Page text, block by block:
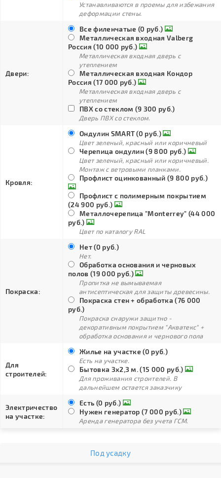
Устанавливаются в проемы для избежания
деформации стены.
Двери:
Все филенчатые (0 руб.)
Металлическая входная Valberg
Россия (10 000 руб.)
Металлическая входная дверь с
утеплением
Металлическая входная Кондор
Россия (17 000 руб.)
Металлическая входная дверь с
утеплением
ПВХ со стеклом (9 300 руб.)
Дверь ПВХ со стеклом.
Кровля:
Ондулин SMART (0 руб.)
Цвет зеленый, красный или коричневый
Черепица ондулин (9 800 руб.)
Цвет зеленый, красный или коричневый.
Монтаж с ветровыми планками.
Профлист оцинкованный (9 800 руб.)
Профлист с полимерным покрытием
(24 900 руб.)
Металлочерепица "Monterrey" (44 000
руб.)
Цвет по каталогу RAL
Покраска:
Нет (0 руб.)
Нет.
Обработка основания и черновых
полов (19 000 руб.)
Пропитка не вымываемая
антисептическая для защиты древесины.
Покраска стен + обработка (76 000
руб.)
Покраска снаружи защитно -
декоративным покрытием "Акватекс" +
обработка основания и чернового пола
Для
строителей:
Жилье на участке (0 руб.)
Есть на участке.
Бытовка 3х2,3 м. (15 000 руб.)
Для проживания строителей. В
дальнейшем остается заказчику
Электричество
на участке:
Есть (0 руб.)
Нужен генератор (7 000 руб.)
Аренда генератора без учета ГСМ.
Под усадку